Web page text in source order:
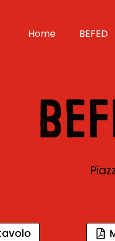
Home BEFED